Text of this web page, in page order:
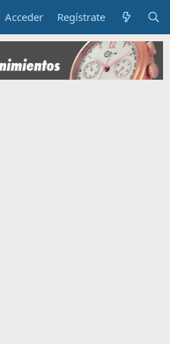
Acceder Regístrate